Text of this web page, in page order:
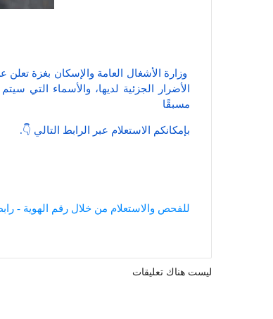
وزارة الأشغال العامة والإسكان بغزة تعلن
الأضرار الجزئية لديها، والأسماء التي
مسبقًا
بإمكانكم الاستعلام عبر الرابط التالي 👇.
للفحص والاستعلام من خلال رقم الهوية -
ليست هناك تعليقات